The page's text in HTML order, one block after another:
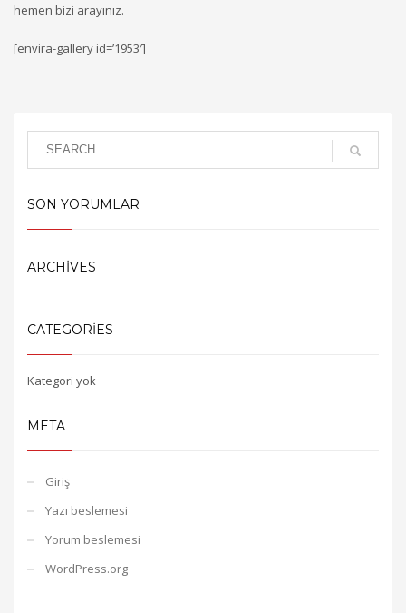
hemen bizi arayınız.
[envira-gallery id=’1953′]
SON YORUMLAR
ARCHIVES
CATEGORIES
Kategori yok
META
Giriş
Yazı beslemesi
Yorum beslemesi
WordPress.org